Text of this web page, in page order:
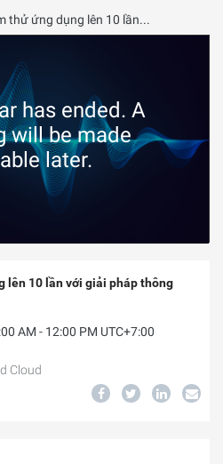
Tăng tốc kiểm thử ứng dụng lên 10 lần với giải pháp thông minh chỉ từ $2.5
has ended. A
will be made
later.
lên 10 lần với giải pháp thông
AM - 12:00 PM UTC+7:00
Cloud